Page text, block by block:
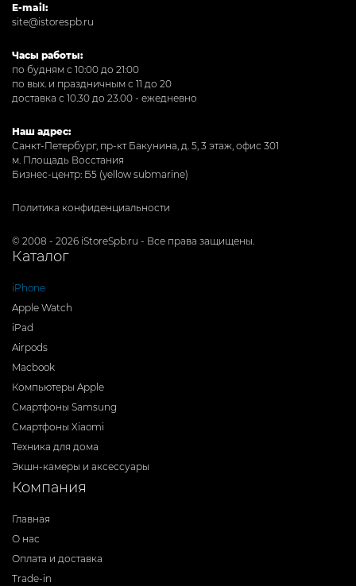
E-mail:
site@istorespb.ru
Часы работы:
по будням с 10:00 до 21:00
по вых. и праздничным с 11 до 20
доставка с 10.30 до 23.00 - ежедневно
Наш адрес:
Санкт-Петербург, пр-кт Бакунина, д. 5, 3 этаж, офис 301
м. Площадь Восстания
Бизнес-центр: Б5 (yellow submarine)
Политика конфиденциальности
© 2008 - 2026 iStoreSpb.ru - Все права защищены.
Каталог
iPhone
Apple Watch
iPad
Airpods
Macbook
Компьютеры Apple
Смартфоны Samsung
Смартфоны Xiaomi
Техника для дома
Экшн-камеры и аксессуары
Компания
Главная
О нас
Оплата и доставка
Trade-in